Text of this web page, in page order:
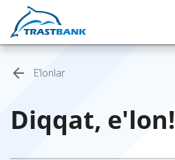
E’lonlar
Diqqat, e'lon!